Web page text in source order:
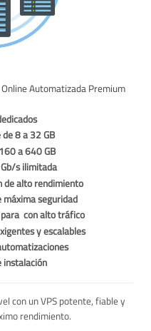
Automatizada Premium
8 a 32 GB
a 640 GB
s ilimitada
de alto rendimiento
seguridad
con alto tráfico
y escalables
instalación
con un VPS potente, fiable y
rendimiento.